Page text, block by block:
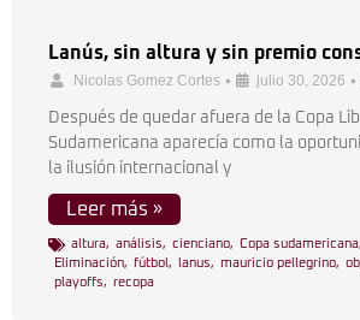
Lanús, sin altura y sin premio
Nicolas Gomez Cortes • julio 30, 2026 •
Después de quedar afuera de la Copa
Sudamericana aparecía como la
la ilusión internacional y
Leer más »
altura, análisis, cienciano, Copa sudamericana,
Eliminación, fútbol , lanus, mauricio pellegrino,
playoffs, recopa